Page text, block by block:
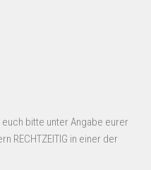
bitte unter Angabe eurer
RECHTZEITIG in einer der